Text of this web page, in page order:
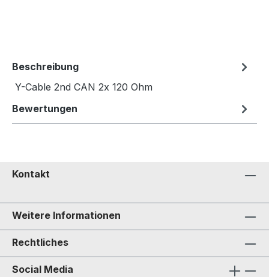
Beschreibung
Y-Cable 2nd CAN 2x 120 Ohm
Bewertungen
Kontakt
Weitere Informationen
Rechtliches
Social Media